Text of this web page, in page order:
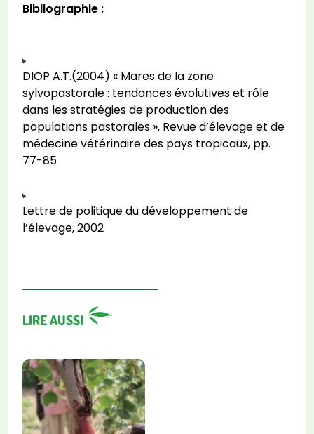
Bibliographie :
DIOP A.T.(2004) « Mares de la zone
sylvopastorale : tendances évolutives et rôle
dans les stratégies de production des
populations pastorales », Revue d’élevage et de
médecine vétérinaire des pays tropicaux, pp.
77-85
Lettre de politique du développement de
l’élevage, 2002
LIRE AUSSI